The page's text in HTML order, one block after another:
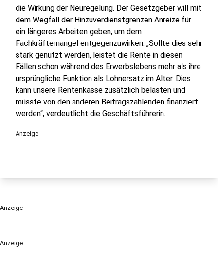
Anzeige
die Wirkung der Neuregelung. Der Gesetzgeber will mit
dem Wegfall der Hinzuverdienstgrenzen Anreize für
ein längeres Arbeiten geben, um dem
Fachkräftemangel entgegenzuwirken. „Sollte dies sehr
stark genutzt werden, leistet die Rente in diesen
Fällen schon während des Erwerbslebens mehr als ihre
ursprüngliche Funktion als Lohnersatz im Alter. Dies
kann unsere Rentenkasse zusätzlich belasten und
müsste von den anderen Beitragszahlenden finanziert
werden“, verdeutlicht die Geschäftsführerin.
Anzeige
Anzeige